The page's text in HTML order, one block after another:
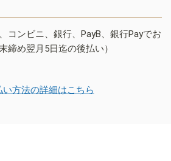
コンビニ、銀行、PayB、銀行Payでお
締め翌月5日迄の後払い）
い方法の詳細はこちら